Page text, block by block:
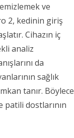
ve
2, kedinin giriş
Cihazın iç
analiz
da
sağlık
tanır. Böylece
dostlarının